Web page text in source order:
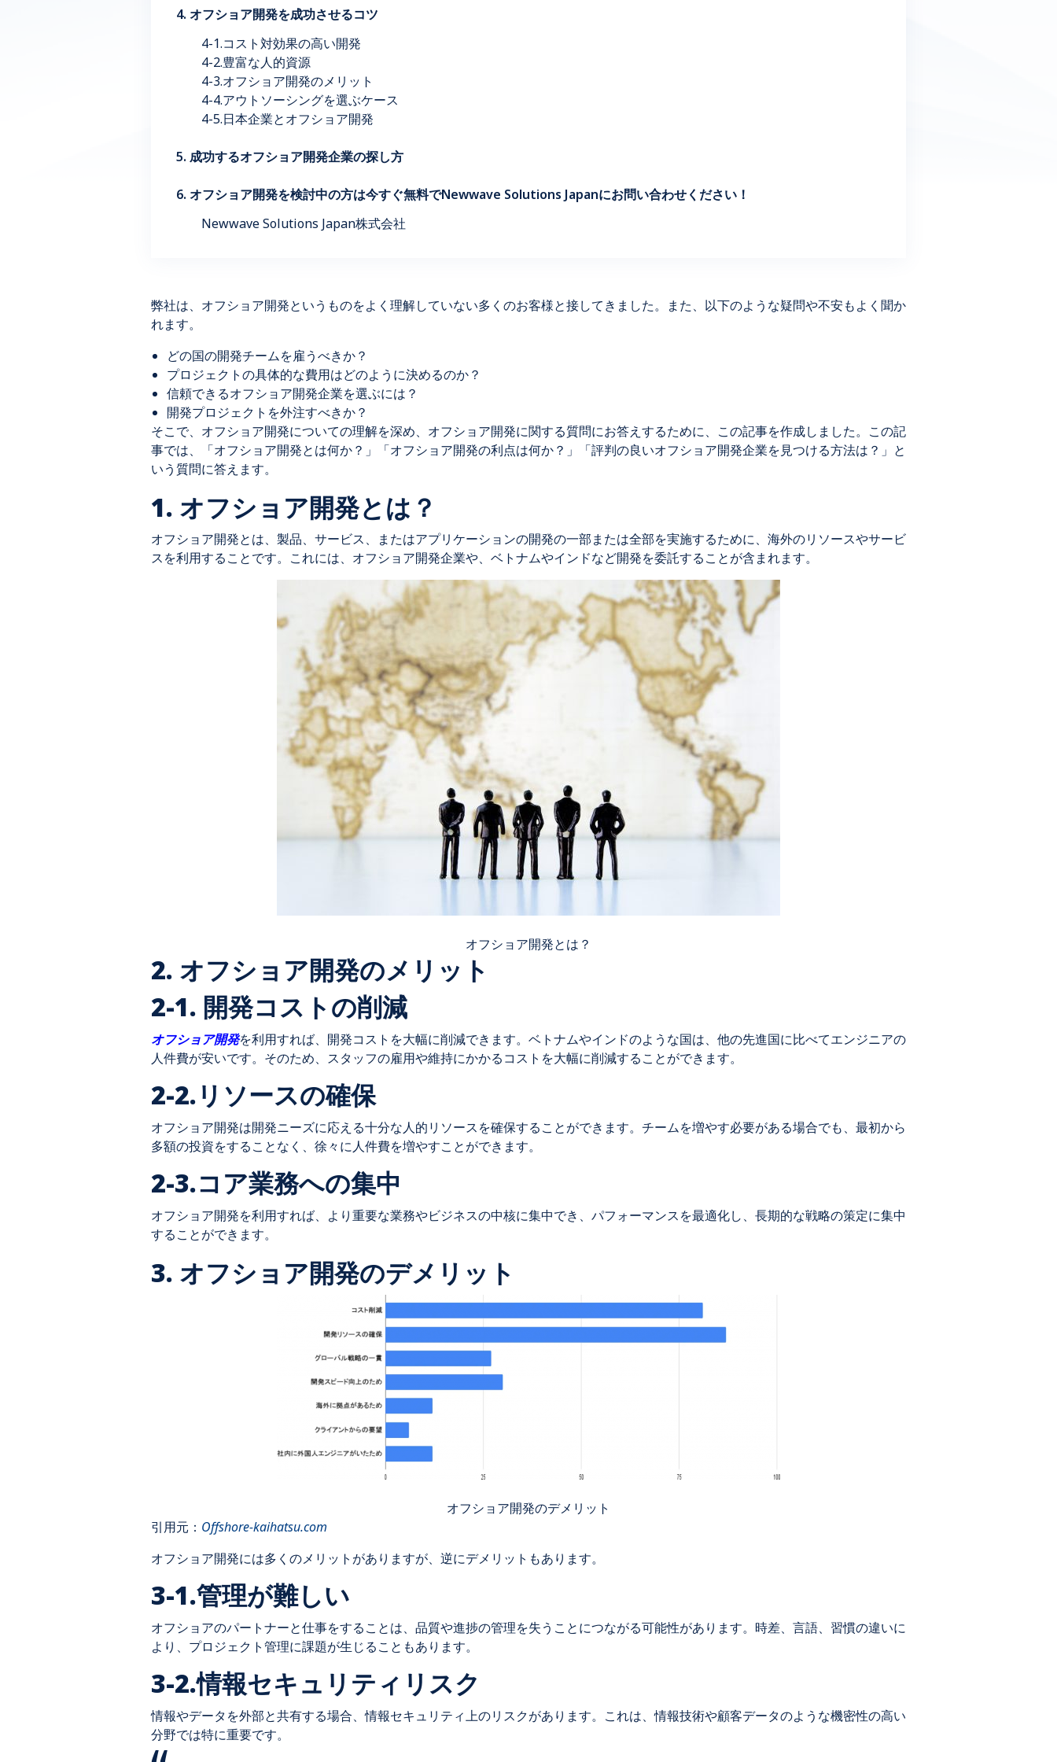
弊社は、オフショア開発というものをよく理解していない多くのお客様と接してきました。また、以下のような疑問や不安もよく聞か
れます。
どの国の開発チームを雇うべきか？
プロジェクトの具体的な費用はどのように決めるのか？
信頼できるオフショア開発企業を選ぶには？
開発プロジェクトを外注すべきか？
そこで、オフショア開発についての理解を深め、オフショア開発に関する質問にお答えするために、この記事を作成しました。この記
事では、「オフショア開発とは何か？」「オフショア開発の利点は何か？」「評判の良いオフショア開発企業を見つける方法は？」と
いう質問に答えます。
1. オフショア開発とは？
オフショア開発とは、製品、サービス、またはアプリケーションの開発の一部または全部を実施するために、海外のリソースやサービ
スを利用することです。これには、オフショア開発企業や、ベトナムやインドなど開発を委託することが含まれます。
オフショア開発とは？
2. オフショア開発のメリット
2-1. 開発コストの削減
オフショア開発を利用すれば、開発コストを大幅に削減できます。ベトナムやインドのような国は、他の先進国に比べてエンジニアの
人件費が安いです。そのため、スタッフの雇用や維持にかかるコストを大幅に削減することができます。
2-2.リソースの確保
オフショア開発は開発ニーズに応える十分な人的リソースを確保することができます。チームを増やす必要がある場合でも、最初から
多額の投資をすることなく、徐々に人件費を増やすことができます。
2-3.コア業務への集中
オフショア開発を利用すれば、より重要な業務やビジネスの中核に集中でき、パフォーマンスを最適化し、長期的な戦略の策定に集中
することができます。
3. オフショア開発のデメリット
オフショア開発のデメリット
引用元： Offshore-kaihatsu.com
オフショア開発には多くのメリットがありますが、逆にデメリットもあります。
3-1.管理が難しい
オフショアのパートナーと仕事をすることは、品質や進捗の管理を失うことにつながる可能性があります。時差、言語、習慣の違いに
より、プロジェクト管理に課題が生じることもあります。
3-2.情報セキュリティリスク
情報やデータを外部と共有する場合、情報セキュリティ上のリスクがあります。これは、情報技術や顧客データのような機密性の高い
分野では特に重要です。
4. オフショア開発を成功させるコツ
4-1.コスト対効果の高い開発
4-2.豊富な人的資源
4-3.オフショア開発のメリット
4-4.アウトソーシングを選ぶケース
4-5.日本企業とオフショア開発
5. 成功するオフショア開発企業の探し方
6. オフショア開発を検討中の方は今すぐ無料でNewwave Solutions Japanにお問い合わせください！
Newwave Solutions Japan株式会社